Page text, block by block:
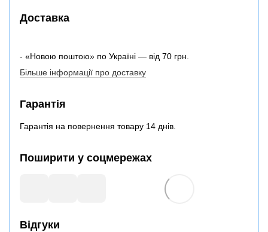
Доставка
- «Новою поштою» по Україні — від 70 грн.
Більше інформації про доставку
Гарантія
Гарантія на повернення товару 14 днів.
Поширити у соцмережах
Відгуки